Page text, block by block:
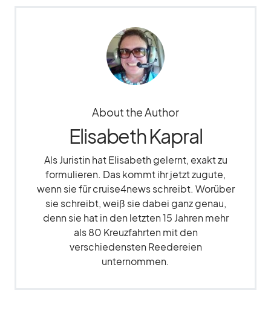
About the Author
Elisabeth Kapral
Als Juristin hat Elisabeth gelernt, exakt zu
formulieren. Das kommt ihr jetzt zugute,
wenn sie für cruise4news schreibt. Worüber
sie schreibt, weiß sie dabei ganz genau,
denn sie hat in den letzten 15 Jahren mehr
als 80 Kreuzfahrten mit den
verschiedensten Reedereien
unternommen.